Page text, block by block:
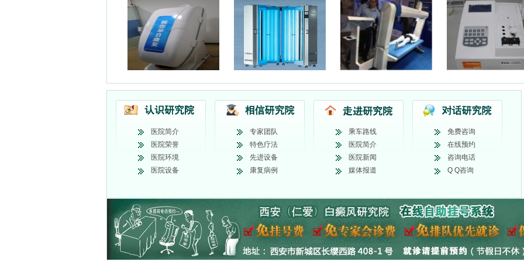
医院简介
医院荣誉
医院环境
医院设备
专家团队
特色疗法
先进设备
康复病例
乘车路线
医院简介
医院新闻
媒体报道
免费咨询
在线预约
咨询电话
Q Q咨询